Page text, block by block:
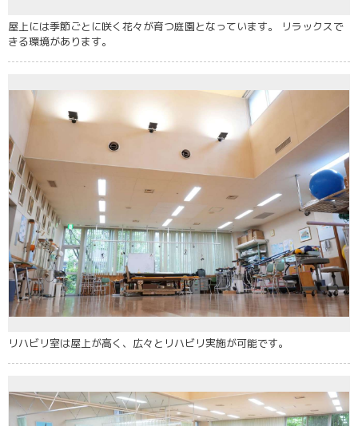
屋上には季節ごとに咲く花々が育つ庭園となっています。 リラックスで
きる環境があります。
リハビリ室は屋上が高く、広々とリハビリ実施が可能です。